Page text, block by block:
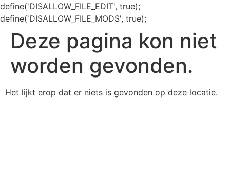
define('DISALLOW_FILE_EDIT', true);
define('DISALLOW_FILE_MODS', true);
Deze pagina kon niet
worden gevonden.
Het lijkt erop dat er niets is gevonden op deze locatie.